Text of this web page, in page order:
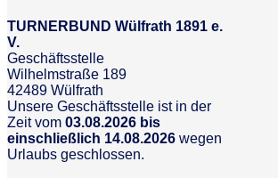
TURNERBUND Wülfrath 1891 e.
V.
Geschäftsstelle
Wilhelmstraße 189
42489 Wülfrath
Unsere Geschäftsstelle ist in der
Zeit vom 03.08.2026 bis
einschließlich 14.08.2026 wegen
Urlaubs geschlossen.